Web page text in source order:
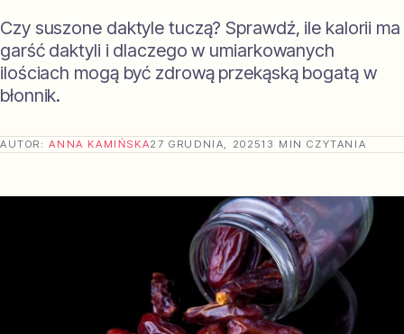
Czy suszone daktyle tuczą? Sprawdź, ile kalorii ma
garść daktyli i dlaczego w umiarkowanych
ilościach mogą być zdrową przekąską bogatą w
błonnik.
AUTOR:ANNA KAMIŃSKA27 GRUDNIA, 202513 MIN CZYTANIA